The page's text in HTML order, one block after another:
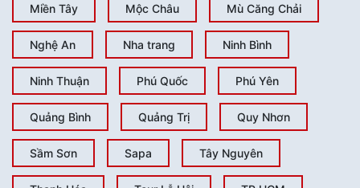
Miền Tây Mộc Châu Mù Căng Chải
Nghệ An Nha trang Ninh Bình
Ninh Thuận Phú Quốc Phú Yên
Quảng Bình Quảng Trị Quy Nhơn
Sầm Sơn Sapa Tây Nguyên